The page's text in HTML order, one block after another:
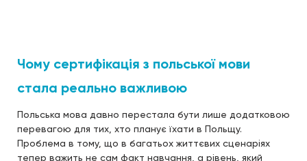
Чому сертифікація з польської мови
стала реально важливою
Польська мова давно перестала бути лише додатковою
перевагою для тих, хто планує їхати в Польщу.
Проблема в тому, що в багатьох життєвих сценаріях
тепер важить не сам факт навчання, а рівень, який